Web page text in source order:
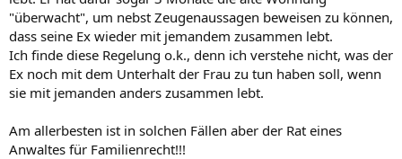
"überwacht", um nebst Zeugenaussagen beweisen zu können,
dass seine Ex wieder mit jemandem zusammen lebt.
Ich finde diese Regelung o.k., denn ich verstehe nicht, was der
Ex noch mit dem Unterhalt der Frau zu tun haben soll, wenn
sie mit jemanden anders zusammen lebt.
Am allerbesten ist in solchen Fällen aber der Rat eines
Anwaltes für Familienrecht!!!